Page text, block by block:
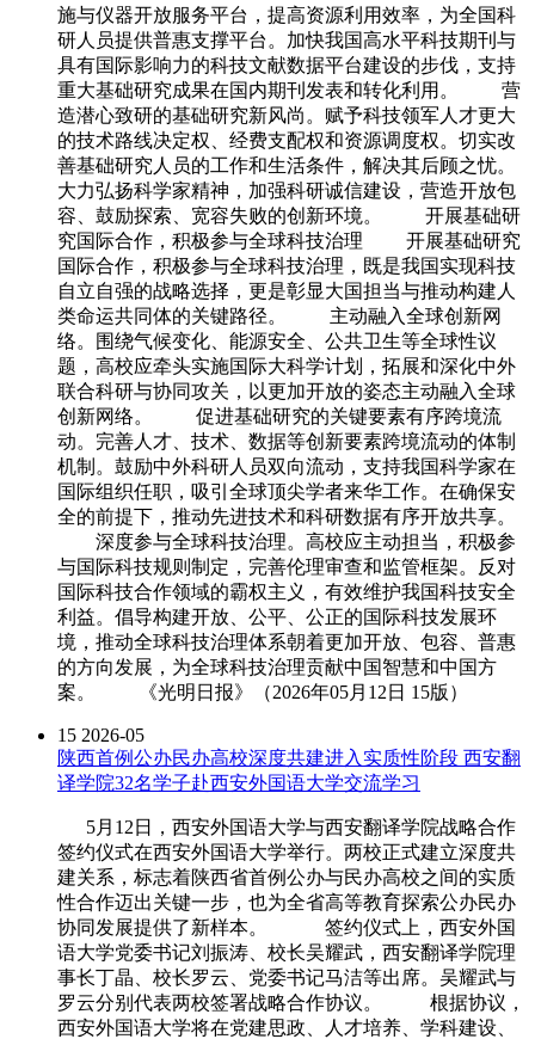
施与仪器开放服务平台，提高资源利用效率，为全国科
研人员提供普惠支撑平台。加快我国高水平科技期刊与
具有国际影响力的科技文献数据平台建设的步伐，支持
重大基础研究成果在国内期刊发表和转化利用。 营
造潜心致研的基础研究新风尚。赋予科技领军人才更大
的技术路线决定权、经费支配权和资源调度权。切实改
善基础研究人员的工作和生活条件，解决其后顾之忧。
大力弘扬科学家精神，加强科研诚信建设，营造开放包
容、鼓励探索、宽容失败的创新环境。 开展基础研
究国际合作，积极参与全球科技治理 开展基础研究
国际合作，积极参与全球科技治理，既是我国实现科技
自立自强的战略选择，更是彰显大国担当与推动构建人
类命运共同体的关键路径。 主动融入全球创新网
络。围绕气候变化、能源安全、公共卫生等全球性议
题，高校应牵头实施国际大科学计划，拓展和深化中外
联合科研与协同攻关，以更加开放的姿态主动融入全球
创新网络。 促进基础研究的关键要素有序跨境流
动。完善人才、技术、数据等创新要素跨境流动的体制
机制。鼓励中外科研人员双向流动，支持我国科学家在
国际组织任职，吸引全球顶尖学者来华工作。在确保安
全的前提下，推动先进技术和科研数据有序开放共享。
深度参与全球科技治理。高校应主动担当，积极参
与国际科技规则制定，完善伦理审查和监管框架。反对
国际科技合作领域的霸权主义，有效维护我国科技安全
利益。倡导构建开放、公平、公正的国际科技发展环
境，推动全球科技治理体系朝着更加开放、包容、普惠
的方向发展，为全球科技治理贡献中国智慧和中国方
案。 《光明日报》（2026年05月12日 15版）
15 2026-05
陕西首例公办民办高校深度共建进入实质性阶段 西安翻
译学院32名学子赴西安外国语大学交流学习
5月12日，西安外国语大学与西安翻译学院战略合作
签约仪式在西安外国语大学举行。两校正式建立深度共
建关系，标志着陕西省首例公办与民办高校之间的实质
性合作迈出关键一步，也为全省高等教育探索公办民办
协同发展提供了新样本。 签约仪式上，西安外国
语大学党委书记刘振涛、校长吴耀武，西安翻译学院理
事长丁晶、校长罗云、党委书记马洁等出席。吴耀武与
罗云分别代表两校签署战略合作协议。 根据协议，
西安外国语大学将在党建思政、人才培养、学科建设、